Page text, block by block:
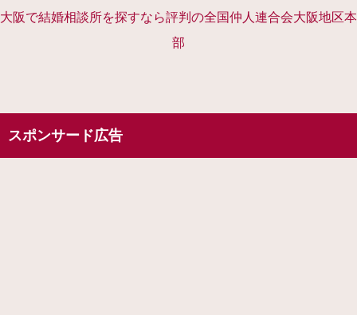
大阪で結婚相談所を探すなら評判の全国仲人連合会大阪地区本
部
スポンサード広告